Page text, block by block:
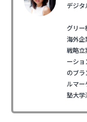
デジタ
グリー
海外企
戦略立
ーショ
のブラ
ルマー
塾大学